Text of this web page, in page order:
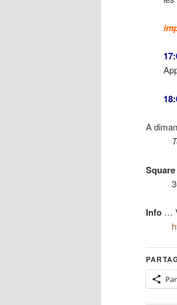
A
30
Info …